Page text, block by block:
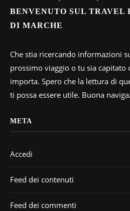
BENVENUTO SUL TRAVEL
DI MARCHE
Che stia ricercando informazioni
prossimo viaggio o tu sia capitato
importa. Spero che la lettura di
ti possa essere utile. Buona
META
Accedi
Feed dei contenuti
Feed dei commenti